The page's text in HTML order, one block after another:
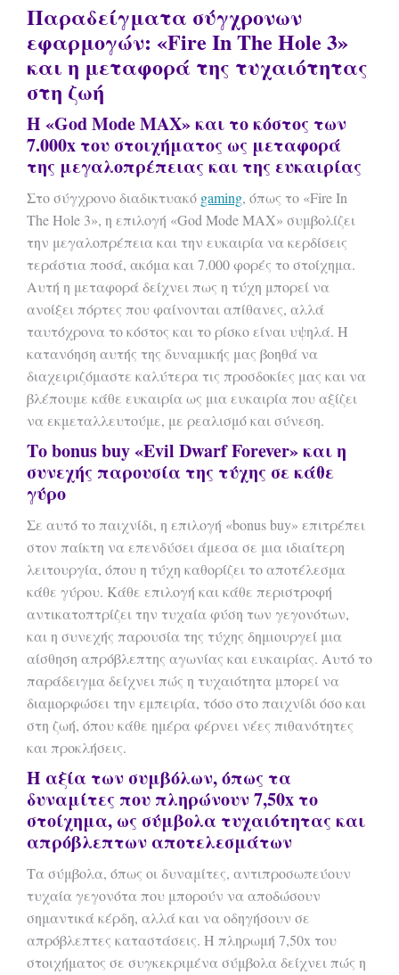
Παραδείγματα σύγχρονων
εφαρμογών: «Fire In The Hole 3»
και η μεταφορά της τυχαιότητας
στη ζωή
Η «God Mode MAX» και το κόστος των
7.000x του στοιχήματος ως μεταφορά
της μεγαλοπρέπειας και της ευκαιρίας
Στο σύγχρονο διαδικτυακό gaming, όπως το «Fire In
The Hole 3», η επιλογή «God Mode MAX» συμβολίζει
την μεγαλοπρέπεια και την ευκαιρία να κερδίσεις
τεράστια ποσά, ακόμα και 7.000 φορές το στοίχημα.
Αυτή η μεταφορά δείχνει πως η τύχη μπορεί να
ανοίξει πόρτες που φαίνονται απίθανες, αλλά
ταυτόχρονα το κόστος και το ρίσκο είναι υψηλά. Η
κατανόηση αυτής της δυναμικής μας βοηθά να
διαχειριζόμαστε καλύτερα τις προσδοκίες μας και να
βλέπουμε κάθε ευκαιρία ως μια ευκαιρία που αξίζει
να εκμεταλλευτούμε, με ρεαλισμό και σύνεση.
Το bonus buy «Evil Dwarf Forever» και η
συνεχής παρουσία της τύχης σε κάθε
γύρο
Σε αυτό το παιχνίδι, η επιλογή «bonus buy» επιτρέπει
στον παίκτη να επενδύσει άμεσα σε μια ιδιαίτερη
λειτουργία, όπου η τύχη καθορίζει το αποτέλεσμα
κάθε γύρου. Κάθε επιλογή και κάθε περιστροφή
αντικατοπτρίζει την τυχαία φύση των γεγονότων,
και η συνεχής παρουσία της τύχης δημιουργεί μια
αίσθηση απρόβλεπτης αγωνίας και ευκαιρίας. Αυτό το
παράδειγμα δείχνει πώς η τυχαιότητα μπορεί να
διαμορφώσει την εμπειρία, τόσο στο παιχνίδι όσο και
στη ζωή, όπου κάθε ημέρα φέρνει νέες πιθανότητες
και προκλήσεις.
Η αξία των συμβόλων, όπως τα
δυναμίτες που πληρώνουν 7,50x το
στοίχημα, ως σύμβολα τυχαιότητας και
απρόβλεπτων αποτελεσμάτων
Τα σύμβολα, όπως οι δυναμίτες, αντιπροσωπεύουν
τυχαία γεγονότα που μπορούν να αποδώσουν
σημαντικά κέρδη, αλλά και να οδηγήσουν σε
απρόβλεπτες καταστάσεις. Η πληρωμή 7,50x του
στοιχήματος σε συγκεκριμένα σύμβολα δείχνει πώς η